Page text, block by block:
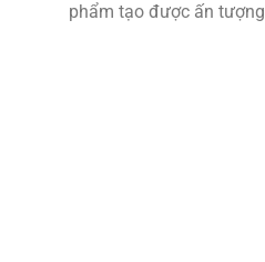
phẩm tạo được ấn